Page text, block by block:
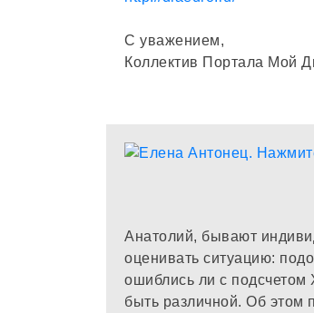
С уважением,
Коллектив Портала Мой
Анатолий, бывают
оценивать ситуацию:
ошиблись ли с подсчетом
быть различной. Об этом